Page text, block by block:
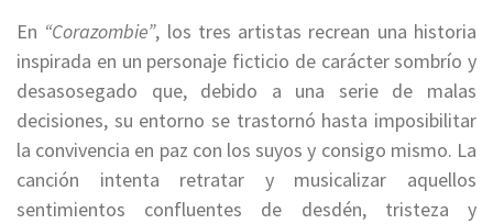
En “Corazombie”, los tres artistas recrean una historia
inspirada en un personaje ficticio de carácter sombrío y
desasosegado que, debido a una serie de malas
decisiones, su entorno se trastornó hasta imposibilitar
la convivencia en paz con los suyos y consigo mismo. La
canción intenta retratar y musicalizar aquellos
sentimientos confluentes de desdén, tristeza y